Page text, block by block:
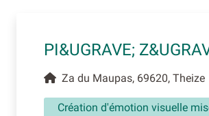
PI&UGRAVE;
Za du Maupas, 69620, Theize
Création d'émotion visuelle